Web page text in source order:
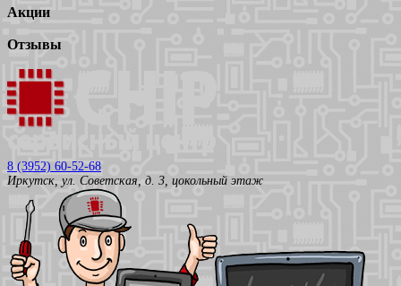
Акции
Отзывы
8 (3952) 60-52-68
Иркутск, ул. Советская, д. 3, цокольный этаж